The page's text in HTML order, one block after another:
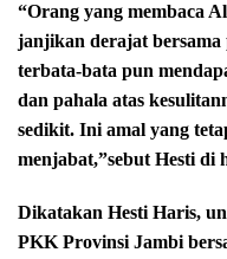
“Orang yang membaca
janjikan derajat
terbata-bata pun
dan pahala atas
sedikit. Ini amal yang
menjabat,”sebut Hesti di
Dikatakan Hesti Haris,
PKK Provinsi Jambi